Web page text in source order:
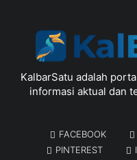
KalbarSatu adalah
informasi aktual dan
FACEBOOK
PINTEREST